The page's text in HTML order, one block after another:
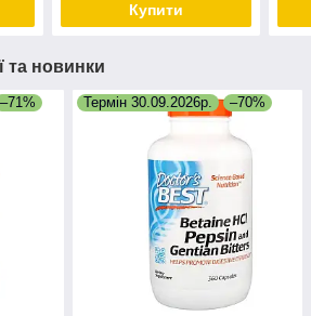
Купити
та новинки
–71% Термін 30.09.2026р. –70%